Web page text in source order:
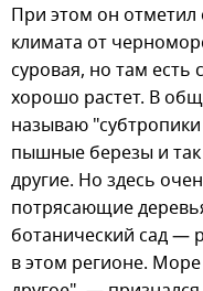
При этом он отметил
климата от
суровая, но там есть
хорошо растет. В
называю
пышные березы и
другие. Но здесь
потрясающие
ботанический сад —
в этом регионе.